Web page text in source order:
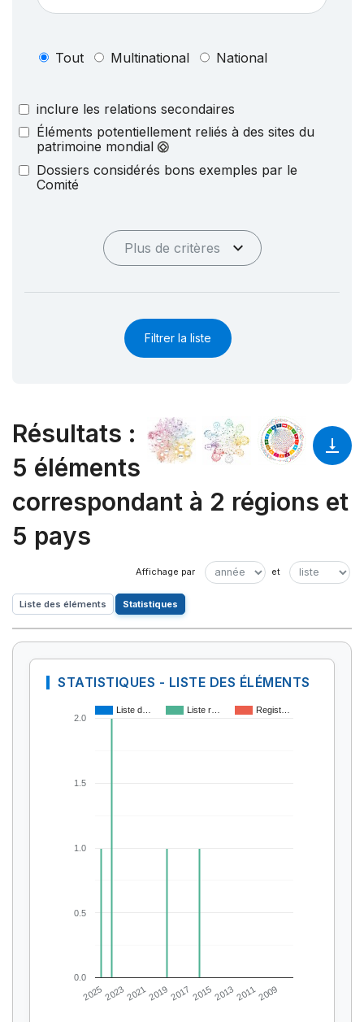
Tout Multinational National
inclure les relations secondaires
Éléments potentiellement reliés à des sites du
patrimoine mondial
Dossiers considérés bons exemples par le
Comité
Plus de critères
Filtrer la liste
Résultats :
5 éléments
correspondant à 2 régions et
5 pays
Liste des éléments Statistiques
STATISTIQUES - LISTE DES ÉLÉMENTS
Liste d… Liste r… Regist…
20252023202120192017 2015201320112009
0.0
0.5
1.0
1.5
2.0